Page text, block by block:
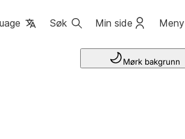
Søk Min side Meny
Mørk bakgrunn